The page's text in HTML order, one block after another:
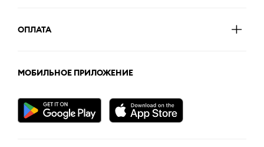
ОПЛАТА
МОБИЛЬНОЕ ПРИЛОЖЕНИЕ